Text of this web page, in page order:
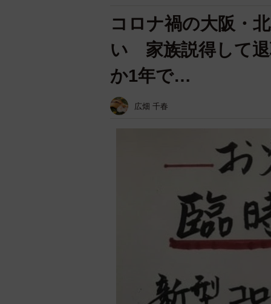
コロナ禍の大阪・
い 家族説得して退
か1年で…
広畑 千春